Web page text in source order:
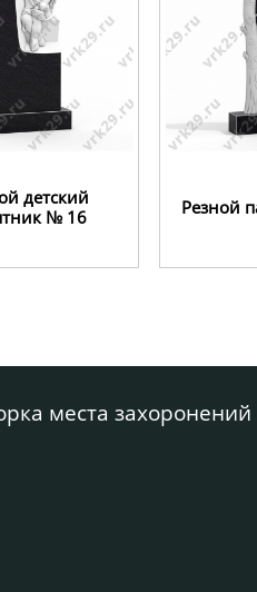
детский
№ 16
Резной
места захоронений